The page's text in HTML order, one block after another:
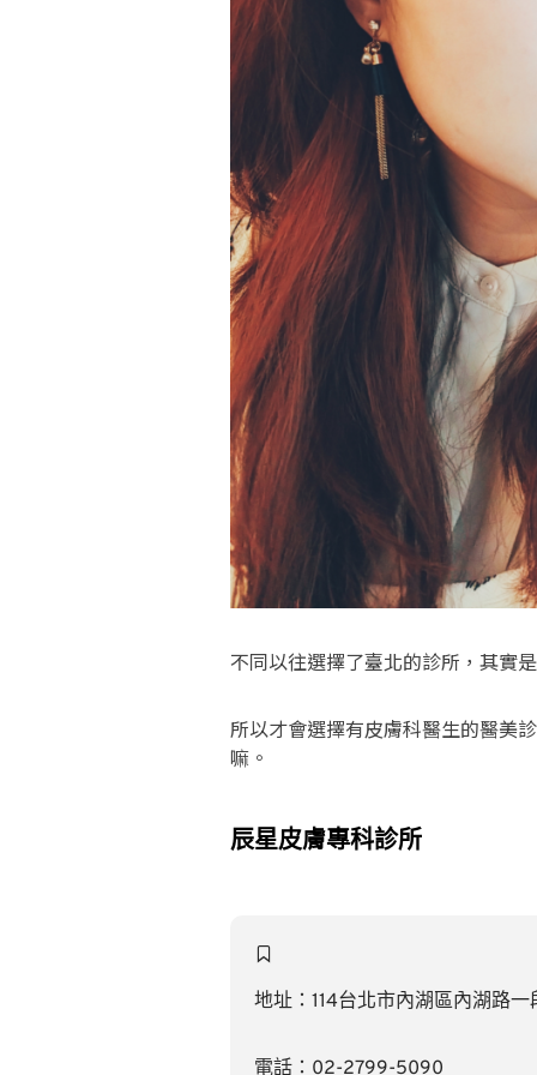
不同以往選擇了臺北的診所，其實
所以才會選擇有皮膚科醫生的醫美
嘛。
辰星皮膚專科診所
地址：114台北市內湖區內湖路
電話：02-2799-5090